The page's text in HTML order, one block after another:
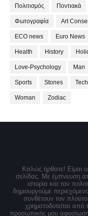
Πολιτισμός Ποντιακά
Φωτογραφία Art
ECO news Euro News
Health History
Love-Psychology Man
Sports Stones
Woman Zodiac
Καλώς ήρθατε! Είμαι ο
σελίδας. Με έμπνευση
ιστορία και τον
δημιουργούμε
συνθέτουν τον
χρηματοδοτείται
προσωπικής μου